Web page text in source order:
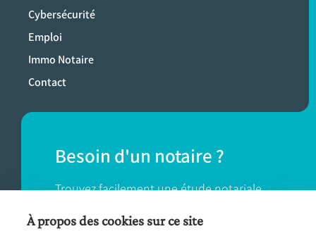
Cybersécurité
Emploi
Immo Notaire
Contact
Besoin d'un notaire ?
Trouvez facilement une étude notariale
près de chez vous.
À propos des cookies sur ce site